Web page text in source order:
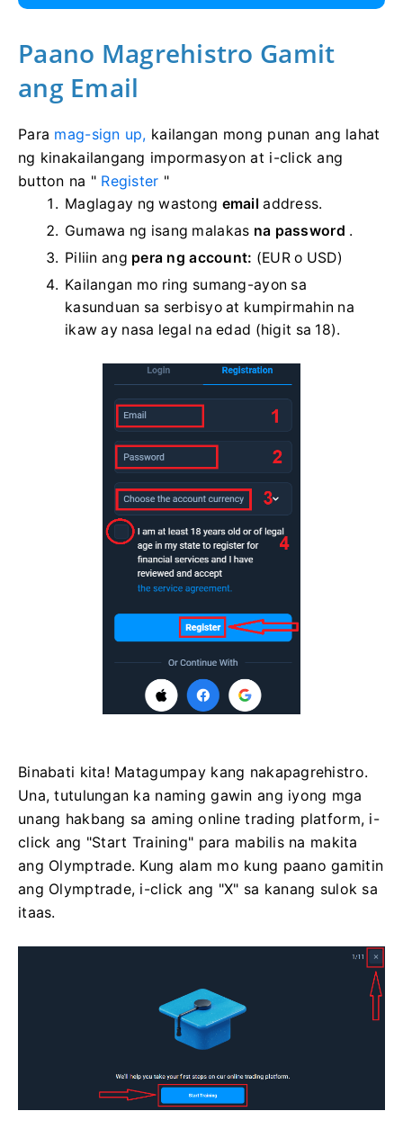
Paano Magrehistro Gamit
ang Email
Para mag-sign up, kailangan mong punan ang lahat
ng kinakailangang impormasyon at i-click ang
button na " Register "
Maglagay ng wastong email address.
Gumawa ng isang malakas na password .
Piliin ang pera ng account: (EUR o USD)
Kailangan mo ring sumang-ayon sa
kasunduan sa serbisyo at kumpirmahin na
ikaw ay nasa legal na edad (higit sa 18).
Binabati kita! Matagumpay kang nakapagrehistro.
Una, tutulungan ka naming gawin ang iyong mga
unang hakbang sa aming online trading platform, i-
click ang "Start Training" para mabilis na makita
ang Olymptrade. Kung alam mo kung paano gamitin
ang Olymptrade, i-click ang "X" sa kanang sulok sa
itaas.